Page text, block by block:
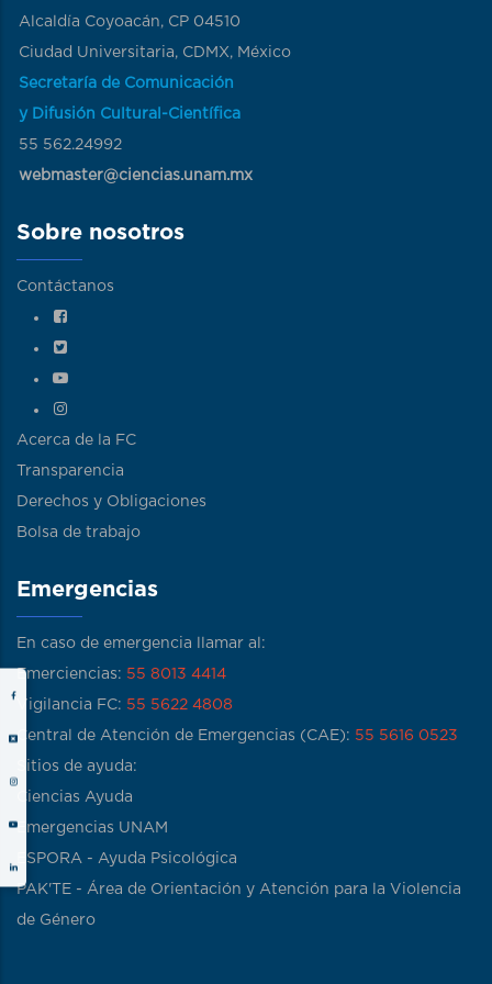
Alcaldía Coyoacán, CP 04510
Ciudad Universitaria, CDMX, México
Secretaría de Comunicación
y Difusión Cultural-Científica
55 562.24992
webmaster@ciencias.unam.mx
Sobre nosotros
Contáctanos
Acerca de la FC
Transparencia
Derechos y Obligaciones
Bolsa de trabajo
Emergencias
En caso de emergencia llamar al:
Emerciencias: 55 8013 4414
Vigilancia FC: 55 5622 4808
Central de Atención de Emergencias (CAE): 55 5616 0523
Sitios de ayuda:
Ciencias Ayuda
Emergencias UNAM
ESPORA - Ayuda Psicológica
PAK'TE - Área de Orientación y Atención para la Violencia
de Género